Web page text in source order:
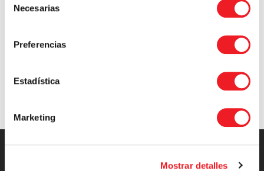
Necesarias
Preferencias
Estadística
Marketing
Mostrar detalles